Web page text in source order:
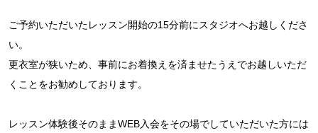
ご予約いただいたレッスン開始の15分前にスタジオへお越しくださ
い。
更衣室が狭いため、事前にお着換えを済ませたうえでお越しいただ
くことをお勧めしております。
レッスン体験後そのままWEB入会をその場でしていただいた方には